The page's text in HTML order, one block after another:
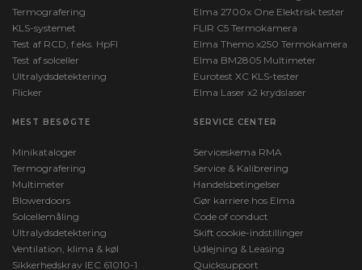
Termografering
KLS-systemet
Test af RCD, f.eks. HpFI
Test af solceller
Ultralydsdetektering
Flicker
Elma 2700x One Elektrisk tester
FLIR C5 Termokamera
Elma Themo x250 Termokamera
Elma BM2805 Multimeter
Eurotest XC KLS-tester
Elma Laser x2 krydslaser
MEST BESØGTE
Minikataloger
Termografering
Multimeter
Blowerdoors
Solcellemåling
Ultralydsdetektering
Ventilation, klima & køl
Sikkerhedskrav IEC 61010-1
SERVICE CENTER
Serviceskema RMA
Service & Kalibrering
Handelsbetingelser
Gør karriere hos Elma
Code of conduct
Skift cookie-indstillinger
Udlejning & Leasing
Quicksupport